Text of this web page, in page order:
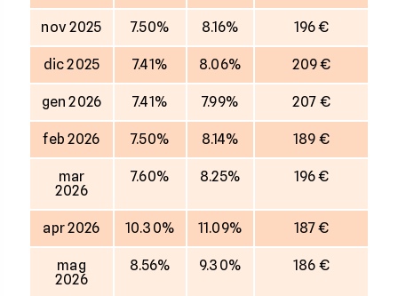
nov 2025 7.50% 8.16% 196 €
dic 2025 7.41% 8.06% 209 €
gen 2026 7.41% 7.99% 207 €
feb 2026 7.50% 8.14% 189 €
mar
2026
7.60% 8.25% 196 €
apr 2026 10.30% 11.09% 187 €
mag
2026
8.56% 9.30% 186 €